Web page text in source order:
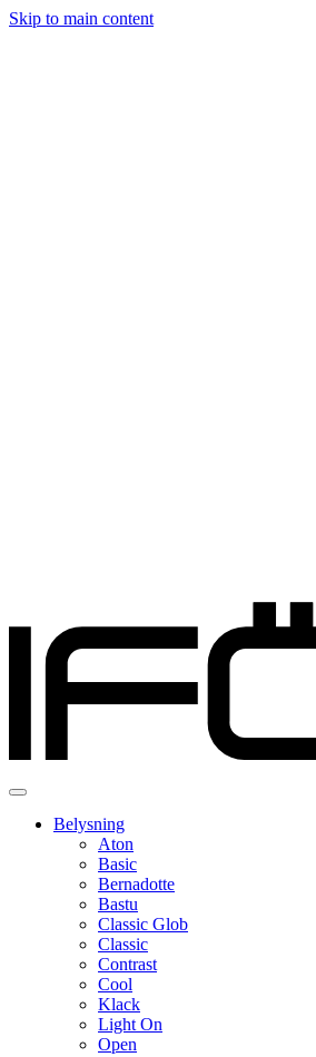
Skip to main content
Belysning
Aton
Basic
Bernadotte
Bastu
Classic Glob
Classic
Contrast
Cool
Klack
Light On
Open